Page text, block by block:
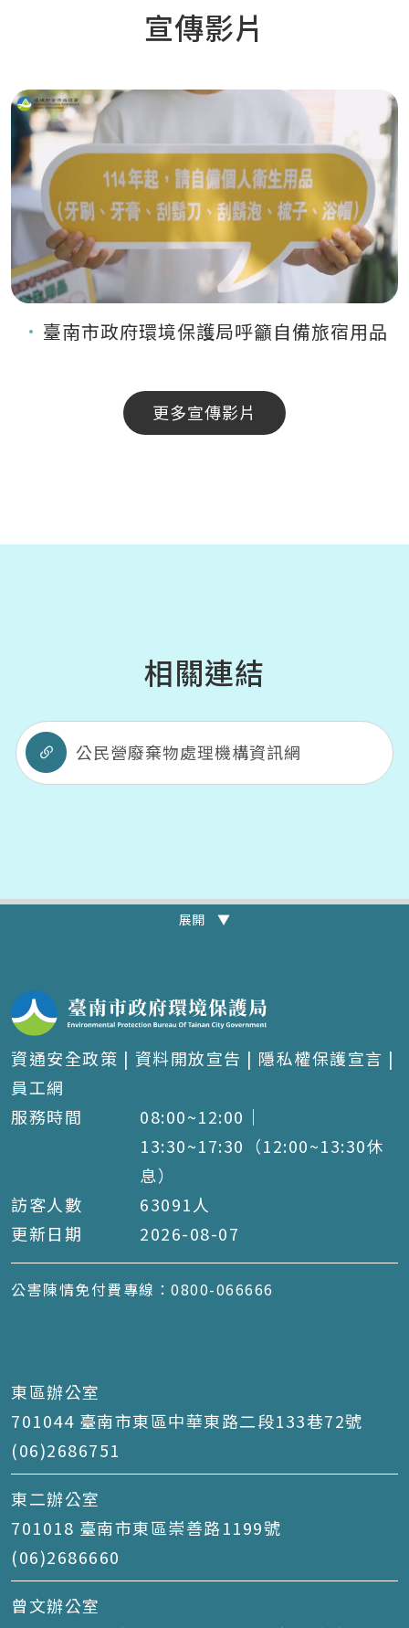
宣傳影片
臺南市政府環境保護局呼籲自備旅宿用品
更多宣傳影片
相關連結
公民營廢棄物處理機構資訊網
展開 ▼
資通安全政策 | 資料開放宣告 | 隱私權保護宣言 |
員工網
服務時間
08:00~12:00｜
13:30~17:30（12:00~13:30休
息）
訪客人數
63091 人
更新日期
2026-08-07
公害陳情免付費專線：0800-066666
東區辦公室
701044 臺南市東區中華東路二段133巷72號
(06)2686751
東二辦公室
701018 臺南市東區崇善路1199號
(06)2686660
曾文辦公室